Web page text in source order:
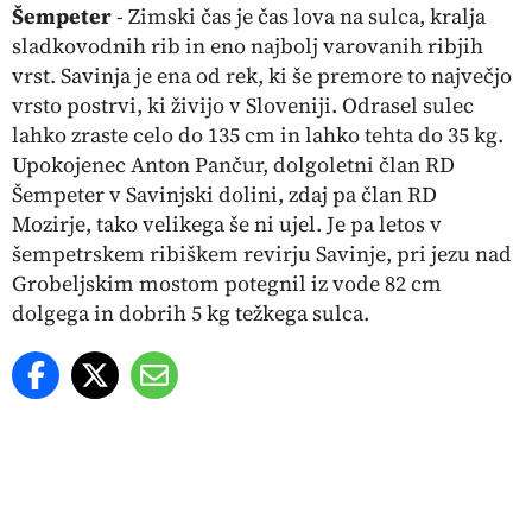
Šempeter- Zimski čas je čas lova na sulca, kralja
sladkovodnih rib in eno najbolj varovanih ribjih
vrst. Savinja je ena od rek, ki še premore to največjo
vrsto postrvi, ki živijo v Sloveniji. Odrasel sulec
lahko zraste celo do 135 cm in lahko tehta do 35 kg.
Upokojenec Anton Pančur, dolgoletni član RD
Šempeter v Savinjski dolini, zdaj pa član RD
Mozirje, tako velikega še ni ujel. Je pa letos v
šempetrskem ribiškem revirju Savinje, pri jezu nad
Grobeljskim mostom potegnil iz vode 82 cm
dolgega in dobrih 5 kg težkega sulca.